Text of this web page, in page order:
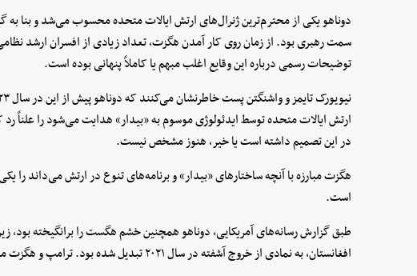
دوناهو یکی از محترم‌ترین ژنرال‌های ارتش ایالات متحده محسوب می‌شد و بنا به
سمت رهبری بود. از زمان روی کار آمدن هگزت، تعداد زیادی از افسران ارشد
توضیحات رسمی درباره این وقایع اغلب مبهم یا کاملاً پنهانی بوده است.
ارتش ایالات متحده توسط ایدئولوژی موسوم به «بیدار» هدایت می‌شود را علناً رد
در این تصمیم داشته است یا خیر، هنوز مشخص نیست.
هگزت مبارزه با آنچه ساختار‌های «بیدار» و برنامه‌های تنوع در ارتش می‌داند را
است.
طبق گزارش رسانه‌های آمریکایی، دوناهو همچنین خشم هگست را برانگیخته بود،
افغانستان، به نمادی از خروج آشفته در سال ۲۰۲۱ تبدیل شده بود. ترامپ و هگزت مدت‌هاست که از این موضوع انتقاد می‌کنند.